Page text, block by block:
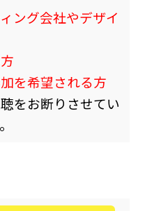
ング会社やデザイ
を希望される方
をお断りさせてい